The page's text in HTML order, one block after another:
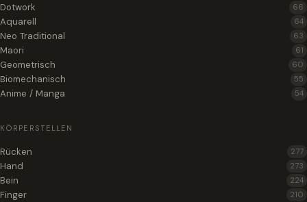
Dotwork 66
Aquarell 64
Neo Traditional 63
Maori 61
Geometrisch 60
Biomechanisch 55
Anime / Manga 54
KÖRPERSTELLEN
Rücken 277
Hand 273
Bein 224
Finger 210